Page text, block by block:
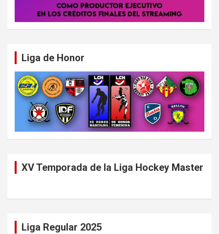
Liga de Honor
XV Temporada de la Liga Hockey Master
Liga Regular 2025